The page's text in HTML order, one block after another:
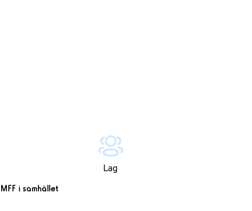
Lag
MFF i samhället